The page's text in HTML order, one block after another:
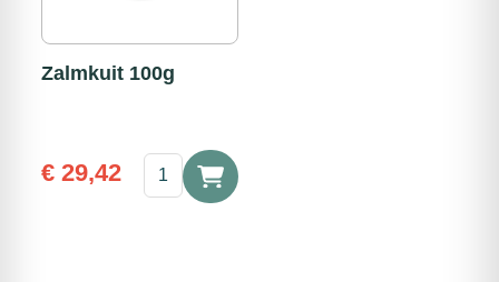
Zalmkuit 100g
€ 29,42
Zalmkuit
100g